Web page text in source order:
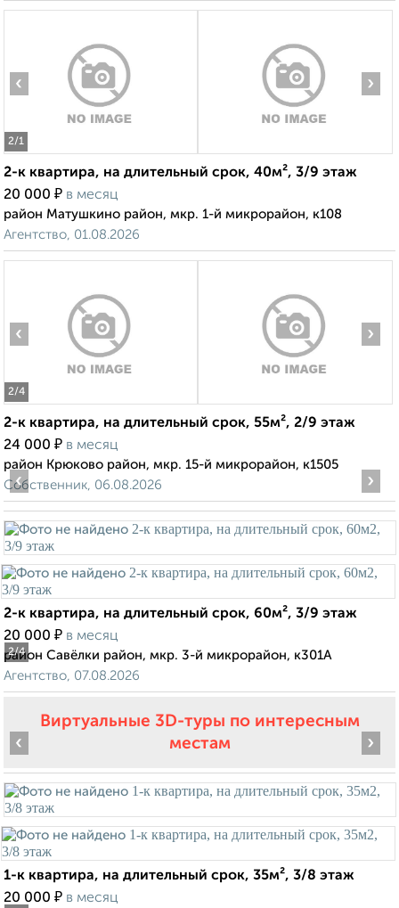
2/1
‹ ›
2-к квартира, на длительный срок, 40м², 3/9 этаж
20 000 ₽ в месяц
район Матушкино район, мкр. 1-й микрорайон, к108
Агентство, 01.08.2026
2/4
‹ ›
2-к квартира, на длительный срок, 55м², 2/9 этаж
24 000 ₽ в месяц
район Крюково район, мкр. 15-й микрорайон, к1505
Собственник, 06.08.2026
2/4
‹ ›
2-к квартира, на длительный срок, 60м², 3/9 этаж
20 000 ₽ в месяц
район Савёлки район, мкр. 3-й микрорайон, к301А
Агентство, 07.08.2026
Виртуальные 3D-туры по интересным
местам
‹ ›
1-к квартира, на длительный срок, 35м², 3/8 этаж
20 000 ₽ в месяц